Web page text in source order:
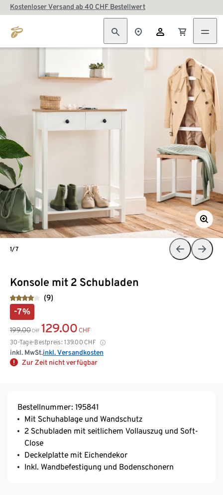
Kostenloser Versand ab 40 CHF Bestellwert
Konsole mit 2 Schubladen
(9)
-7%
199.00 CHF 129.00 CHF
30-Tage-Bestpreis: 139.00 CHF
inkl. MwSt.inkl. Versandkosten
Zur Zeit nicht verfügbar
1/7
Bestellnummer: 195841
Mit Schuhablage und Wandschutz
2 Schubladen mit seitlichem Vollauszug und Soft-
Close
Deckelplatte mit Eichendekor
Inkl. Wandbefestigung und Bodenschonern